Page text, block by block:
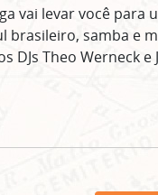
vai levar você para
brasileiro, samba e
DJs Theo Werneck e